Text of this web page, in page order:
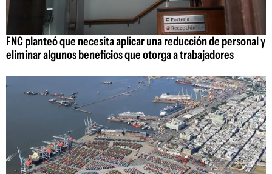
FNC planteó que necesita aplicar una reducción de personal y
eliminar algunos beneficios que otorga a trabajadores